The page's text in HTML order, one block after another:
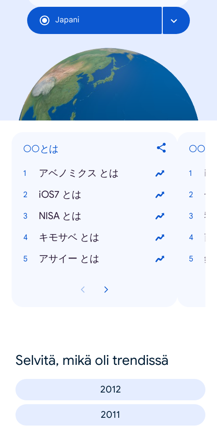
Japani
○○とは
アベノミクス とは
iOS7 とは
NISA とは
キモサベ とは
アサイー とは
○○は
七
寝
南
鏡
Selvitä, mikä oli trendissä
2012
2011